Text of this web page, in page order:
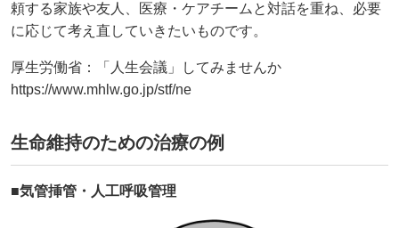
頼する家族や友人、医療・ケアチームと対話を重ね、必要
に応じて考え直していきたいものです。
厚生労働省：「人生会議」してみませんか
https://www.mhlw.go.jp/stf/ne
生命維持のための治療の例
■気管挿管・人工呼吸管理